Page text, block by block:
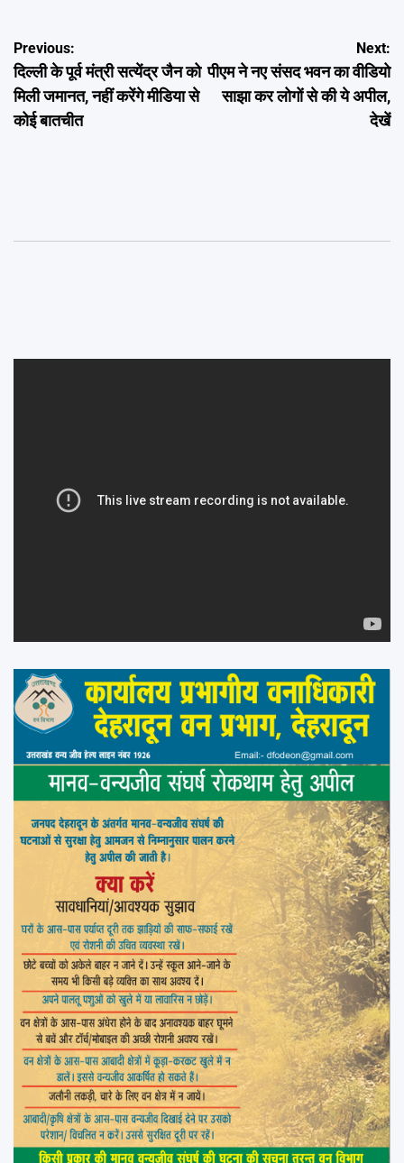
Post
navigation
Previous:
दिल्ली के पूर्व मंत्री सत्येंद्र जैन को
मिली जमानत, नहीं करेंगे मीडिया से
कोई बातचीत
Next:
पीएम ने नए संसद भवन का वीडियो
साझा कर लोगों से की ये अपील,
देखें